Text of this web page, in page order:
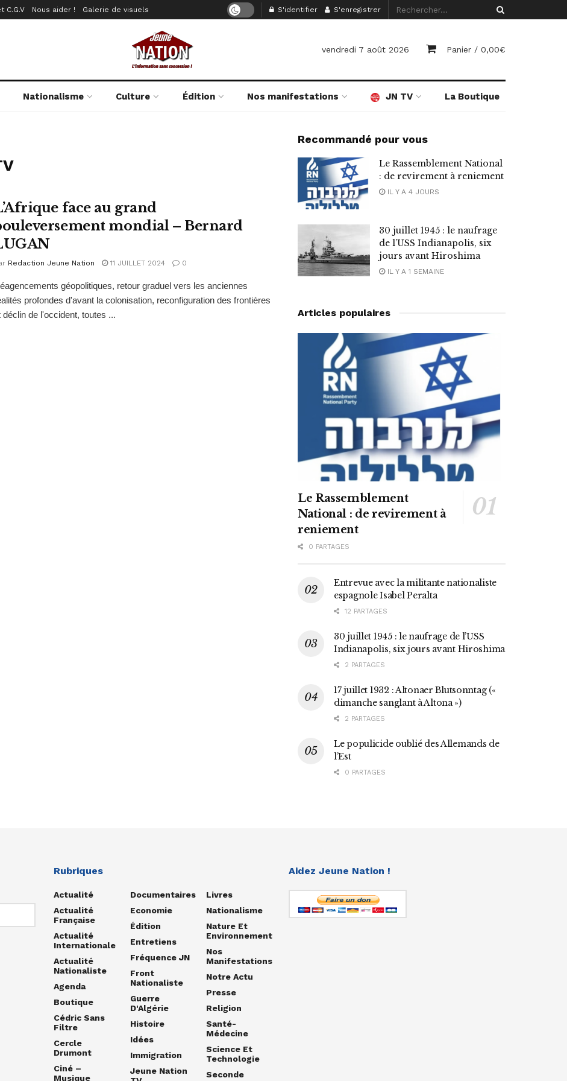
C.G.V Nous aider ! Galerie de visuels S'identifier S'enregistrer
vendredi 7 août 2026 Panier / 0,00€
Nationalisme Culture Édition Nos manifestations JN TV La Boutique
face au grand
mondial – Bernard
Redaction Jeune Nation 11 JUILLET 2024 0
géopolitiques, retour graduel vers les anciennes
profondes d'avant la colonisation, reconfiguration des frontières
déclin de l'occident, toutes ...
Recommandé pour vous
Le Rassemblement National
: de revirement à reniement
IL Y A 4 JOURS
30 juillet 1945 : le naufrage
de l’USS Indianapolis, six
jours avant Hiroshima
IL Y A 1 SEMAINE
Articles populaires
Le Rassemblement
National : de revirement à
reniement
0 PARTAGES
Entrevue avec la militante nationaliste
espagnole Isabel Peralta
12 PARTAGES
30 juillet 1945 : le naufrage de l’USS
Indianapolis, six jours avant Hiroshima
2 PARTAGES
17 juillet 1932 : Altonaer Blutsonntag («
dimanche sanglant à Altona »)
2 PARTAGES
Le populicide oublié des Allemands de
l’Est
0 PARTAGES
Rubriques
Actualité
Actualité
Française
Actualité
Internationale
Actualité
Nationaliste
Agenda
Boutique
Cédric Sans
Filtre
Cercle
Drumont
Ciné –
Musique
Documentaires
Economie
Édition
Entretiens
Fréquence JN
Front
Nationaliste
Guerre
D'Algérie
Histoire
Idées
Immigration
Jeune Nation
Livres
Nationalisme
Nature Et
Environnement
Nos
Manifestations
Notre Actu
Presse
Religion
Santé-
Médecine
Science Et
Technologie
Seconde
Aidez Jeune Nation !